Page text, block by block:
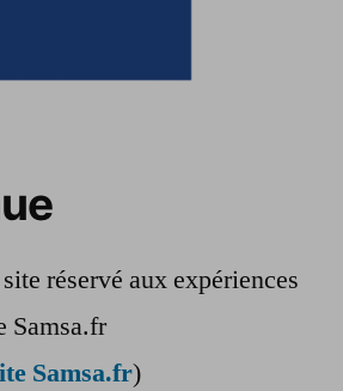
réservé aux expériences
Samsa.fr
Samsa.fr)